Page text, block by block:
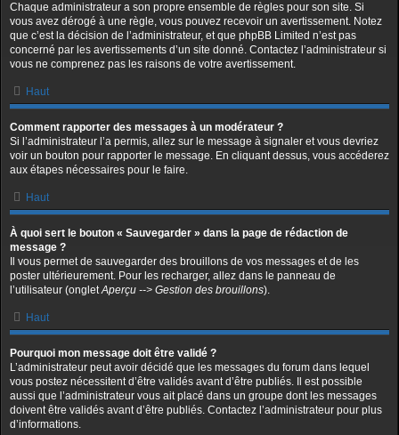
Chaque administrateur a son propre ensemble de règles pour son site. Si
vous avez dérogé à une règle, vous pouvez recevoir un avertissement. Notez
que c’est la décision de l’administrateur, et que phpBB Limited n’est pas
concerné par les avertissements d’un site donné. Contactez l’administrateur si
vous ne comprenez pas les raisons de votre avertissement.
Haut
Comment rapporter des messages à un modérateur ?
Si l’administrateur l’a permis, allez sur le message à signaler et vous devriez
voir un bouton pour rapporter le message. En cliquant dessus, vous accéderez
aux étapes nécessaires pour le faire.
Haut
À quoi sert le bouton « Sauvegarder » dans la page de rédaction de
message ?
Il vous permet de sauvegarder des brouillons de vos messages et de les
poster ultérieurement. Pour les recharger, allez dans le panneau de
l’utilisateur (ongletAperçu --> Gestion des brouillons).
Haut
Pourquoi mon message doit être validé ?
L’administrateur peut avoir décidé que les messages du forum dans lequel
vous postez nécessitent d’être validés avant d’être publiés. Il est possible
aussi que l’administrateur vous ait placé dans un groupe dont les messages
doivent être validés avant d’être publiés. Contactez l’administrateur pour plus
d’informations.